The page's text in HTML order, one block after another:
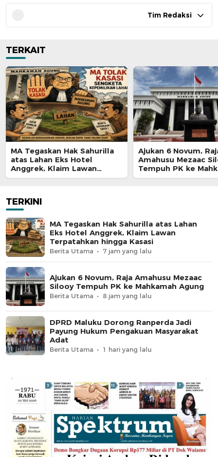
Tim Redaksi
TERKAIT
MA Tegaskan Hak Sahurilla
atas Lahan Eks Hotel
Anggrek, Klaim Lawan
Terpatahkan hingga Kasasi
Ajukan 6 Novum,
Amahusu Mezaac
Tempuh PK ke
Agung
TERKINI
MA Tegaskan Hak Sahurilla atas Lahan
Eks Hotel Anggrek, Klaim Lawan
Terpatahkan hingga Kasasi
Berita Utama 7 jam yang lalu
Ajukan 6 Novum, Raja Amahusu Mezaac
Silooy Tempuh PK ke Mahkamah Agung
Berita Utama 8 jam yang lalu
DPRD Maluku Dorong Ranperda Jadi
Payung Hukum Pengakuan Masyarakat
Adat
Berita Utama 1 hari yang lalu